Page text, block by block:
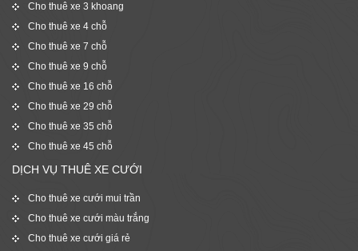
Cho thuê xe 3 khoang
Cho thuê xe 4 chỗ
Cho thuê xe 7 chỗ
Cho thuê xe 9 chỗ
Cho thuê xe 16 chỗ
Cho thuê xe 29 chỗ
Cho thuê xe 35 chỗ
Cho thuê xe 45 chỗ
DỊCH VỤ THUÊ XE CƯỚI
Cho thuê xe cưới mui trần
Cho thuê xe cưới màu trắng
Cho thuê xe cưới giá rẻ